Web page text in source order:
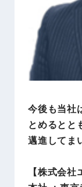
今後も当社
とめるとと
邁進してま
【株式会社